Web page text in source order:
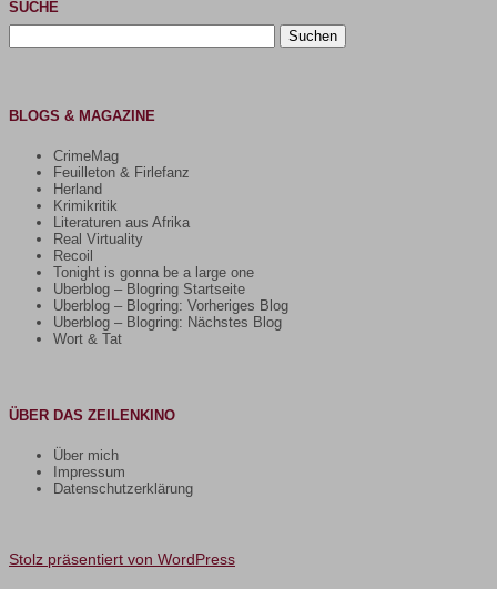
SUCHE
Suchen
nach:
BLOGS & MAGAZINE
CrimeMag
Feuilleton & Firlefanz
Herland
Krimikritik
Literaturen aus Afrika
Real Virtuality
Recoil
Tonight is gonna be a large one
Uberblog – Blogring Startseite
Uberblog – Blogring: Vorheriges Blog
Uberblog – Blogring: Nächstes Blog
Wort & Tat
ÜBER DAS ZEILENKINO
Über mich
Impressum
Datenschutzerklärung
Stolz präsentiert von WordPress